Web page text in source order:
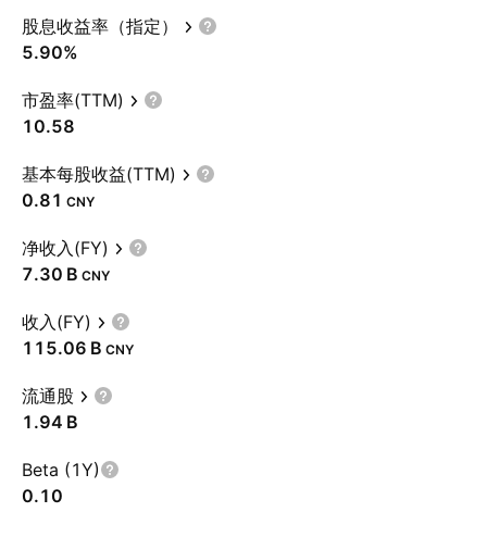
股息收益率（指定）
5.90%
市盈率(TTM)
10.58
基本每股收益(TTM)
0.81 CNY
净收入(FY)
‪7.30 B‬ CNY
收入(FY)
‪115.06 B‬ CNY
流通股
‪1.94 B‬
Beta (1Y)
0.10